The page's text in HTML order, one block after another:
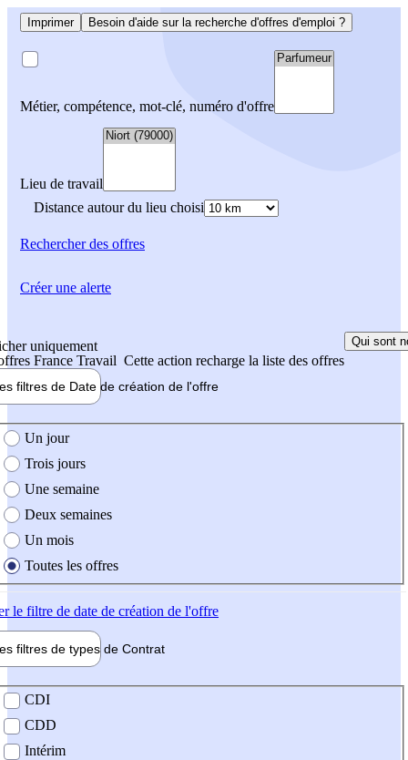
Imprimer Besoin d'aide sur la recherche d'offres d'emploi ?
Métier, compétence, mot-clé, numéro d'offre
Lieu de travail
Distance autour du lieu choisi
Rechercherdes offres
uniquement
France Travail Cette action recharge la liste des offres
Qui sont
filtres de Date de création de l'offre
création de l'offre
Un jour
Trois jours
Une semaine
Deux semaines
Un mois
Toutes les offres
le filtre de date de création de l'offre
filtres de types de Contrat
contrat
CDI
CDD
Intérim
Créer une alerte